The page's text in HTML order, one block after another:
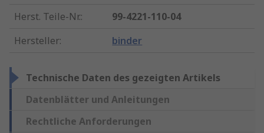
Herst. Teile-Nr.:
99-4221-110-04
Hersteller: binder
Technische Daten des gezeigten Artikels
Datenblätter und Anleitungen
Rechtliche Anforderungen